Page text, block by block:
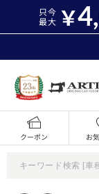
只今
最大
クーポン お